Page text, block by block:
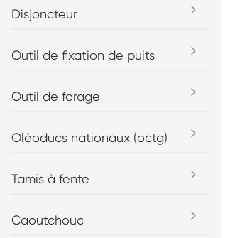
Disjoncteur
Outil de fixation de puits
Outil de forage
Oléoducs nationaux (octg)
Tamis à fente
Caoutchouc